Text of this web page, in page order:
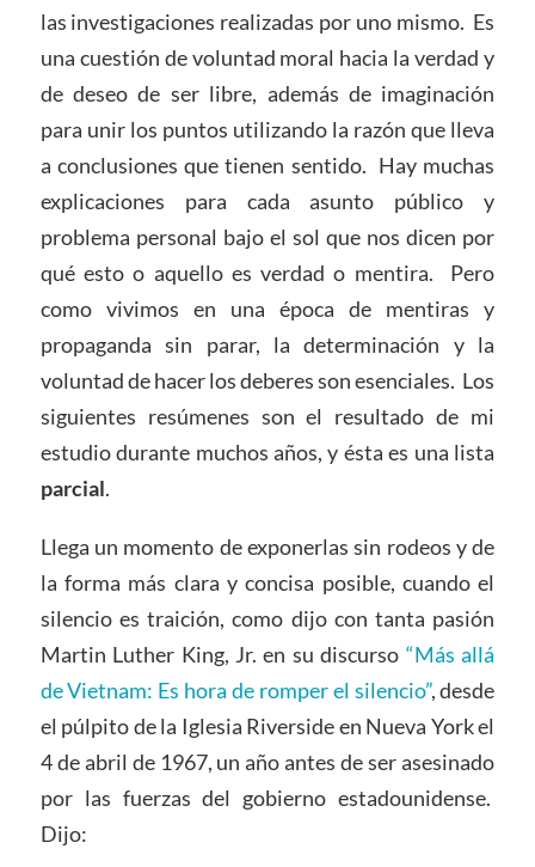
las investigaciones realizadas por uno mismo. Es
una cuestión de voluntad moral hacia la verdad y
de deseo de ser libre, además de imaginación
para unir los puntos utilizando la razón que lleva
a conclusiones que tienen sentido. Hay muchas
explicaciones para cada asunto público y
problema personal bajo el sol que nos dicen por
qué esto o aquello es verdad o mentira. Pero
como vivimos en una época de mentiras y
propaganda sin parar, la determinación y la
voluntad de hacer los deberes son esenciales. Los
siguientes resúmenes son el resultado de mi
estudio durante muchos años, y ésta es una lista
parcial.
Llega un momento de exponerlas sin rodeos y de
la forma más clara y concisa posible, cuando el
silencio es traición, como dijo con tanta pasión
Martin Luther King, Jr. en su discurso “Más allá
de Vietnam: Es hora de romper el silencio”, desde
el púlpito de la Iglesia Riverside en Nueva York el
4 de abril de 1967, un año antes de ser asesinado
por las fuerzas del gobierno estadounidense.
Dijo: